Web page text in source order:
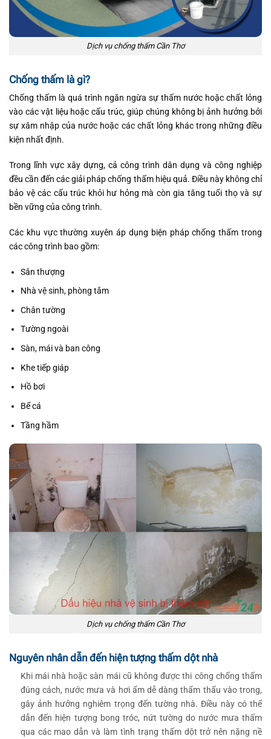
Dịch vụ chống thấm Cần Thơ
Chống thấm là gì?
Chống thấm là quá trình ngăn ngừa sự thấm nước hoặc chất lỏng
vào các vật liệu hoặc cấu trúc, giúp chúng không bị ảnh hưởng bởi
sự xâm nhập của nước hoặc các chất lỏng khác trong những điều
kiện nhất định.
Trong lĩnh vực xây dựng, cả công trình dân dụng và công nghiệp
đều cần đến các giải pháp chống thấm hiệu quả. Điều này không chỉ
bảo vệ các cấu trúc khỏi hư hỏng mà còn gia tăng tuổi thọ và sự
bền vững của công trình.
Các khu vực thường xuyên áp dụng biện pháp chống thấm trong
các công trình bao gồm:
Sân thượng
Nhà vệ sinh, phòng tắm
Chân tường
Tường ngoài
Sàn, mái và ban công
Khe tiếp giáp
Hồ bơi
Bể cá
Tầng hầm
Dịch vụ chống thấm Cần Thơ
Nguyên nhân dẫn đến hiện tượng thấm dột nhà
Khi mái nhà hoặc sàn mái cũ không được thi công chống thấm
đúng cách, nước mưa và hơi ẩm dễ dàng thẩm thấu vào trong,
gây ảnh hưởng nghiêm trọng đến tường nhà. Điều này có thể
dẫn đến hiện tượng bong tróc, nứt tường do nước mưa thấm
qua các mao dẫn và làm tình trạng thấm dột trở nên nặng nề